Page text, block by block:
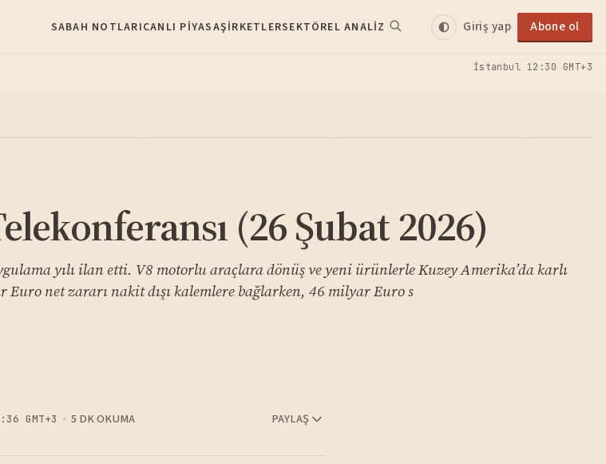
SABAH NOTLARICANLI PIYASAŞIRKETLERSEKTÖREL ANALIZ Giriş yap Abone ol
İstanbul 12:30 GMT+3
(26 Şubat 2026)
yılı ilan etti. V8 motorlu araçlara dönüş ve yeni ürünlerle Kuzey Amerika’da karlı
net zararı nakit dışı kalemlere bağlarken, 46 milyar Euro s
GMT+3 5 DK OKUMA PAYLAŞ